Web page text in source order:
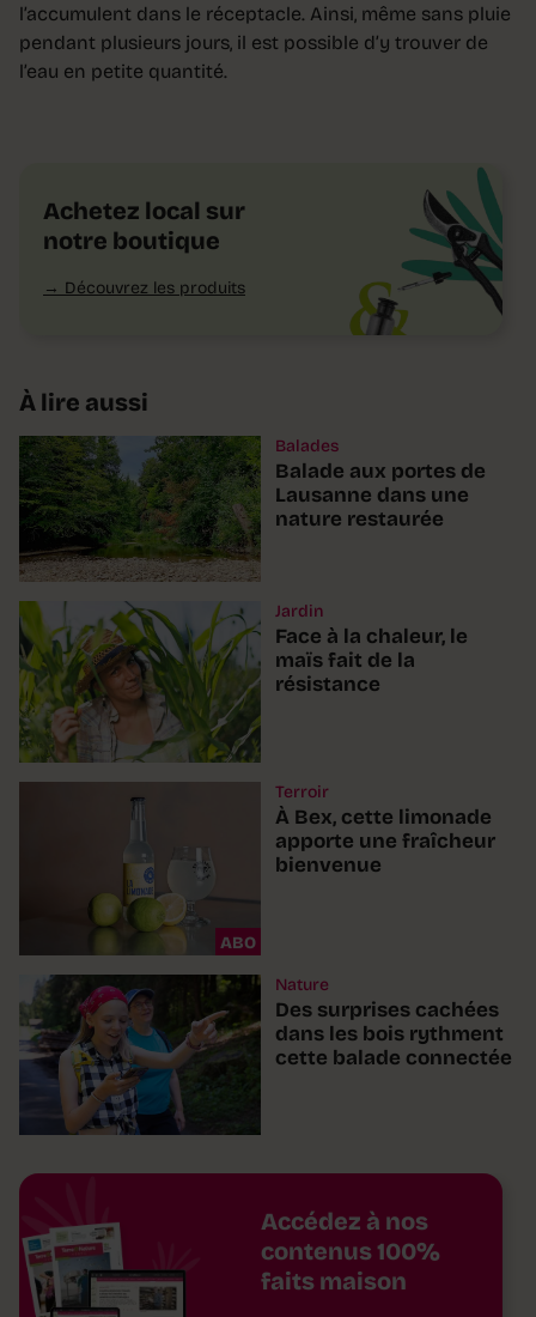
l’accumulent dans le réceptacle. Ainsi, même sans pluie
pendant plusieurs jours, il est possible d’y trouver de
l’eau en petite quantité.
Achetez local sur
notre boutique
Découvrez les produits
À lire aussi
Balades
Balade aux portes de
Lausanne dans une
nature restaurée
Jardin
Face à la chaleur, le
maïs fait de la
résistance
ABO
Terroir
À Bex, cette limonade
apporte une fraîcheur
bienvenue
Nature
Des surprises cachées
dans les bois rythment
cette balade connectée
Accédez à nos
contenus 100%
faits maison